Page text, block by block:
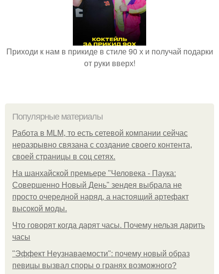
Приходи к нам в прикиде в стиле 90 х и получай подарки
от руки вверх!
Популярные материалы
Работа в MLM, то есть сетевой компании сейчас
неразрывно связана с создание своего контента,
своей страницы в соц сетях.
На шанхайской премьере "Человека - Паука:
Совершенно Новый День" зендея выбрала не
просто очередной наряд, а настоящий артефакт
высокой моды.
Что говорят когда дарят часы. Почему нельзя дарить
часы
"Эффект Неузнаваемости": почему новый образ
певицы вызвал споры о гранях возможного?